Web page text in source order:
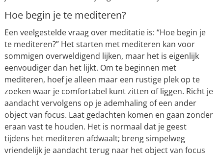
Hoe begin je te mediteren?
Een veelgestelde vraag over meditatie is: “Hoe begin je
te mediteren?” Het starten met mediteren kan voor
sommigen overweldigend lijken, maar het is eigenlijk
eenvoudiger dan het lijkt. Om te beginnen met
mediteren, hoef je alleen maar een rustige plek op te
zoeken waar je comfortabel kunt zitten of liggen. Richt je
aandacht vervolgens op je ademhaling of een ander
object van focus. Laat gedachten komen en gaan zonder
eraan vast te houden. Het is normaal dat je geest
tijdens het mediteren afdwaalt; breng simpelweg
vriendelijk je aandacht terug naar het object van focus